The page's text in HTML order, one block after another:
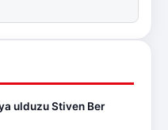
ulduzu Stiven Ber